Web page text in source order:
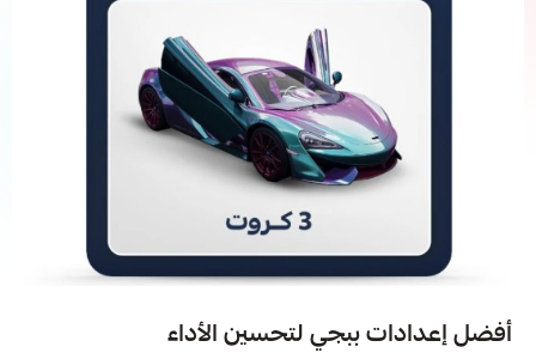
أفضل إعدادات ببجي​ لتحسين الأداء